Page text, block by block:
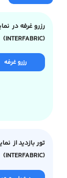
رزرو غرفه در
(INTERFABRIC)
رزرو غرفه
تور بازدید از
(INTERFABRIC)